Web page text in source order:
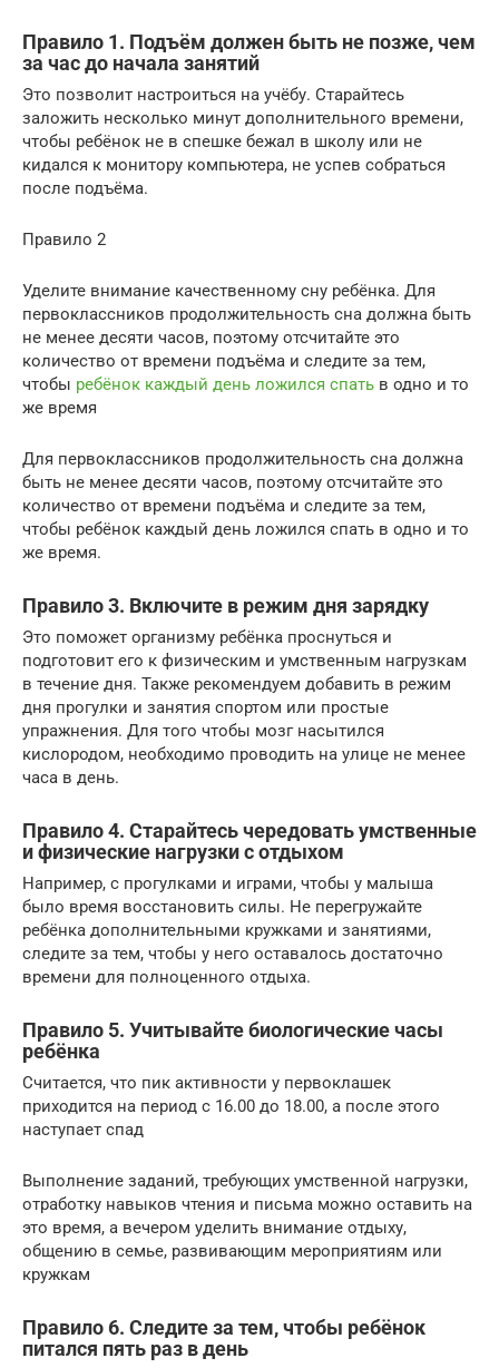
Правило 1. Подъём должен быть не позже, чем
за час до начала занятий
Это позволит настроиться на учёбу. Старайтесь
заложить несколько минут дополнительного времени,
чтобы ребёнок не в спешке бежал в школу или не
кидался к монитору компьютера, не успев собраться
после подъёма.
Правило 2
Уделите внимание качественному сну ребёнка. Для
первоклассников продолжительность сна должна быть
не менее десяти часов, поэтому отсчитайте это
количество от времени подъёма и следите за тем,
чтобы ребёнок каждый день ложился спать в одно и то
же время
Для первоклассников продолжительность сна должна
быть не менее десяти часов, поэтому отсчитайте это
количество от времени подъёма и следите за тем,
чтобы ребёнок каждый день ложился спать в одно и то
же время.
Правило 3. Включите в режим дня зарядку
Это поможет организму ребёнка проснуться и
подготовит его к физическим и умственным нагрузкам
в течение дня. Также рекомендуем добавить в режим
дня прогулки и занятия спортом или простые
упражнения. Для того чтобы мозг насытился
кислородом, необходимо проводить на улице не менее
часа в день.
Правило 4. Старайтесь чередовать умственные
и физические нагрузки с отдыхом
Например, с прогулками и играми, чтобы у малыша
было время восстановить силы. Не перегружайте
ребёнка дополнительными кружками и занятиями,
следите за тем, чтобы у него оставалось достаточно
времени для полноценного отдыха.
Правило 5. Учитывайте биологические часы
ребёнка
Считается, что пик активности у первоклашек
приходится на период с 16.00 до 18.00, а после этого
наступает спад
Выполнение заданий, требующих умственной нагрузки,
отработку навыков чтения и письма можно оставить на
это время, а вечером уделить внимание отдыху,
общению в семье, развивающим мероприятиям или
кружкам
Правило 6. Следите за тем, чтобы ребёнок
питался пять раз в день